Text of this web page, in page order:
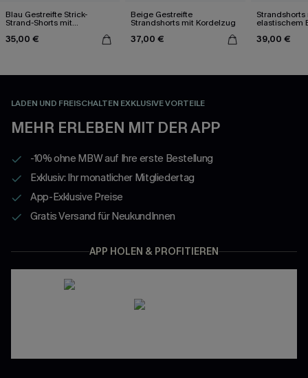
Blau Gestreifte Strick-
Strand-Shorts mit
35,00 €
Beige Gestreifte
Strandshorts mit Kordelzug
37,00 €
Strandshorts
elastischem
39,00 €
LADEN UND FREISCHALTEN EXKLUSIVE VORTEILE
MEHR ERLEBEN MIT DER APP
-10% ohne MBW auf Ihre erste Bestellung
Exklusiv: Ihr monatlicher Mitgliedertag
App-Exklusive Preise
Gratis Versand für NeukundInnen
APP HOLEN & PROFITIEREN